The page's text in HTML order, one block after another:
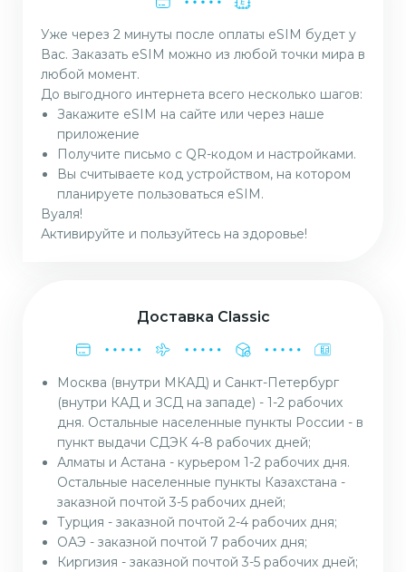
Уже через 2 минуты после оплаты eSIM будет у
Вас. Заказать eSIM можно из любой точки мира в
любой момент.
До выгодного интернета всего несколько шагов:
Закажите eSIM на сайте или через наше
приложение
Получите письмо с QR-кодом и настройками.
Вы считываете код устройством, на котором
планируете пользоваться eSIM.
Вуаля!
Активируйте и пользуйтесь на здоровье!
Доставка Classic
Москва (внутри МКАД) и Санкт-Петербург
(внутри КАД и ЗСД на западе) - 1-2 рабочих
дня. Остальные населенные пункты России - в
пункт выдачи СДЭК 4-8 рабочих дней;
Алматы и Астана - курьером 1-2 рабочих дня.
Остальные населенные пункты Казахстана -
заказной почтой 3-5 рабочих дней;
Турция - заказной почтой 2-4 рабочих дня;
ОАЭ - заказной почтой 7 рабочих дня;
Киргизия - заказной почтой 3-5 рабочих дней;